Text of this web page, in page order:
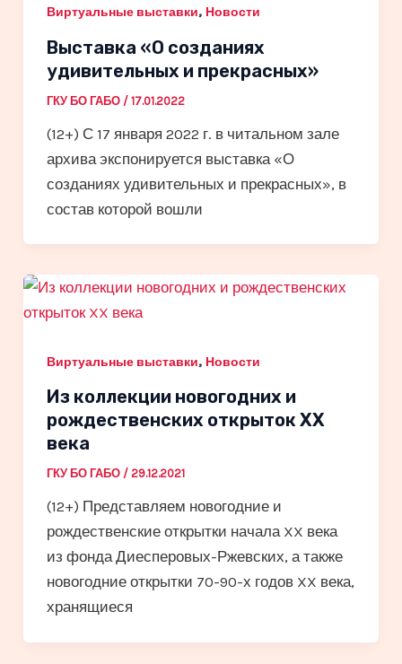
Виртуальные выставки, Новости
Выставка «О созданиях
удивительных и прекрасных»
ГКУ БО ГАБО / 17.01.2022
(12+) С 17 января 2022 г. в читальном зале
архива экспонируется выставка «О
созданиях удивительных и прекрасных», в
состав которой вошли
Виртуальные выставки, Новости
Из коллекции новогодних и
рождественских открыток XX
века
ГКУ БО ГАБО / 29.12.2021
(12+) Представляем новогодние и
рождественские открытки начала XX века
из фонда Диесперовых-Ржевских, а также
новогодние открытки 70-90-х годов XX века,
хранящиеся